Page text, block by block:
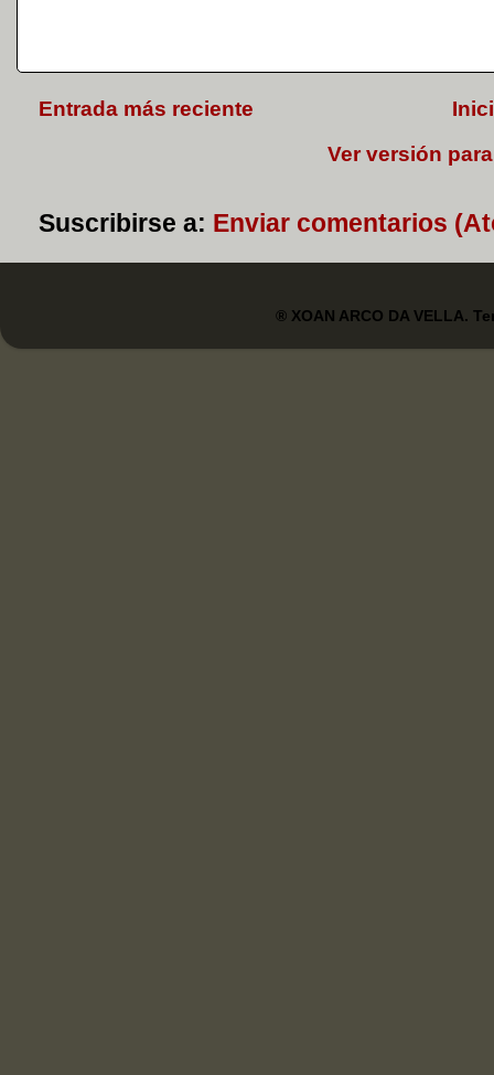
Entrada más reciente
Ver versión
Suscribirse a: Enviar comentarios
® XOAN ARCO DA VELLA.